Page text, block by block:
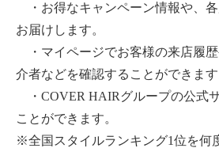
・お得なキャンペーン情報や、
お届けします。
・マイページでお客様の来店履
介者などを確認することができます
・COVER HAIRグループの公式
ことができます。
※全国スタイルランキング1位を何